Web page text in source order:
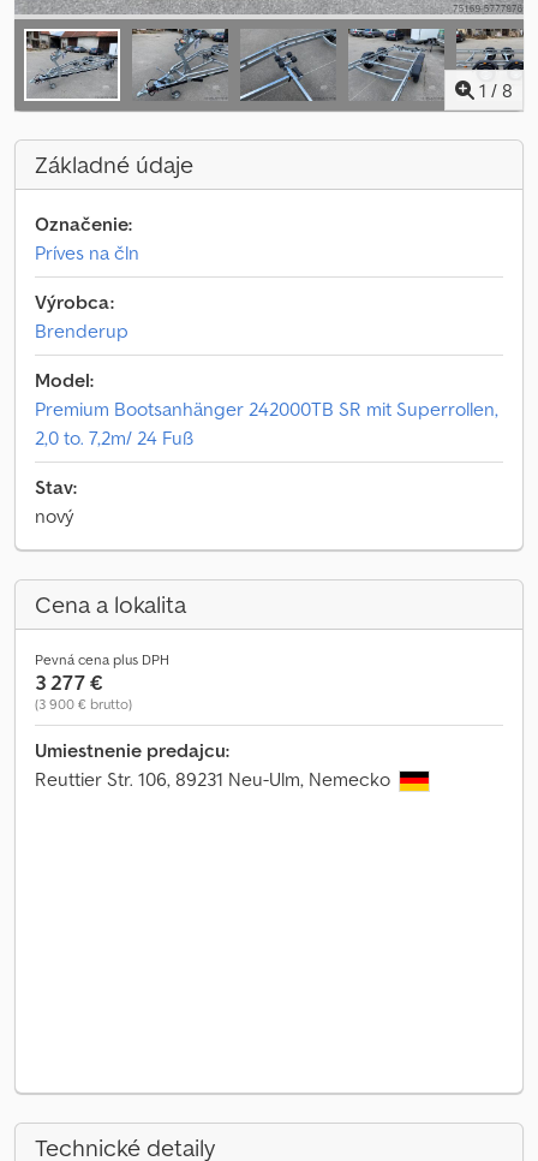
1 / 8
Základné údaje
Označenie:
Príves na čln
Výrobca:
Brenderup
Model:
Premium Bootsanhänger 242000TB SR mit Superrollen,
2,0 to. 7,2m/ 24 Fuß
Stav:
nový
Cena a lokalita
Pevná cena plus DPH
3 277 €
(3 900 € brutto)
Umiestnenie predajcu:
Reuttier Str. 106, 89231 Neu-Ulm, Nemecko
Technické detaily